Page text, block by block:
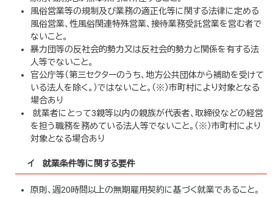
風俗営業等の規制及び業務の適正化等に関する法律に定める
風俗営業、性風俗関連特殊営業、接待業務受託営業を営む者で
ないこと。
暴力団等の反社会的勢力又は反社会的勢力と関係を有する法
人等でないこと。
官公庁等（第三セクターのうち、地方公共団体から補助を受けて
いる法人を除く。）ではないこと。（※）市町村により対象となる
場合あり
就業者にとって3親等以内の親族が代表者、取締役などの経営
を担う職務を務めている法人等でないこと。（※）市町村により
対象となる場合あり
イ 就業条件等に関する要件
原則、週20時間以上の無期雇用契約に基づく就業であること。